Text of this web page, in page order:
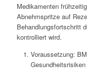
Medikamenten
Abnehmspritze auf
Behandlungsfortschritt
kontrolliert wird.
Voraussetzung:
Gesundheitsrisiken